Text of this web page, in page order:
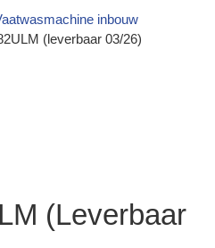
inbouw
(leverbaar 03/26)
(leverbaar